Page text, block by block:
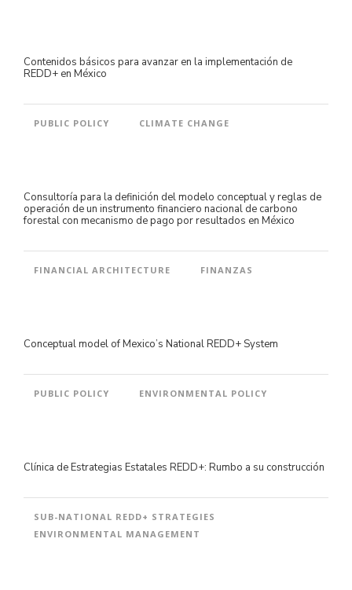
Contenidos básicos para avanzar en la implementación de
REDD+ en México
PUBLIC POLICY CLIMATE CHANGE
Consultoría para la definición del modelo conceptual y reglas de
operación de un instrumento financiero nacional de carbono
forestal con mecanismo de pago por resultados en México
FINANCIAL ARCHITECTURE FINANZAS
Conceptual model of Mexico’s National REDD+ System
PUBLIC POLICY ENVIRONMENTAL POLICY
Clínica de Estrategias Estatales REDD+: Rumbo a su construcción
SUB-NATIONAL REDD+ STRATEGIES
ENVIRONMENTAL MANAGEMENT